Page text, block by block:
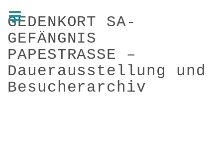
GEDENKORT SA-
GEFÄNGNIS
PAPESTRASSE –
Dauerausstellung und
Besucherarchiv